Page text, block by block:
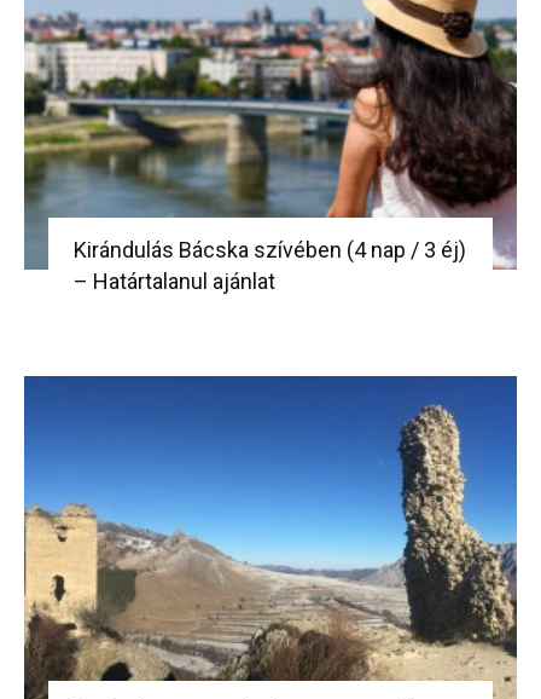
Kirándulás Bácska szívében (4 nap / 3 éj)
– Határtalanul ajánlat